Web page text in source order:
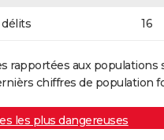
16
rapportées aux
chiffres de population
les plus dangereuses